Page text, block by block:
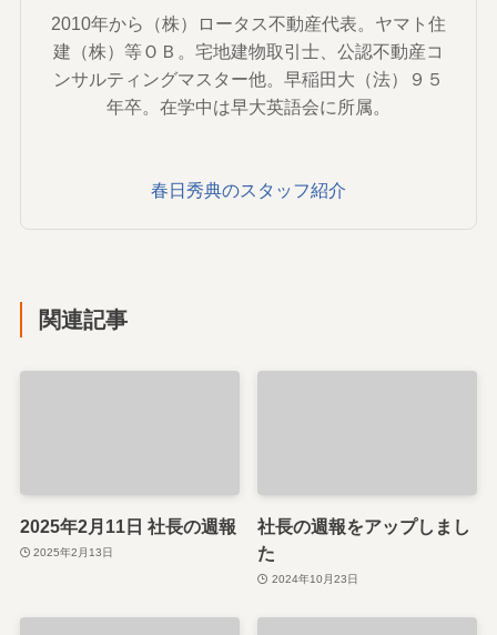
2010年から（株）ロータス不動産代表。ヤマト住
建（株）等ＯＢ。宅地建物取引士、公認不動産コ
ンサルティングマスター他。早稲田大（法）９５
年卒。在学中は早大英語会に所属。
春日秀典のスタッフ紹介
関連記事
2025年2月11日 社長の週報
2025年2月13日
社長の週報をアップしまし
た
2024年10月23日